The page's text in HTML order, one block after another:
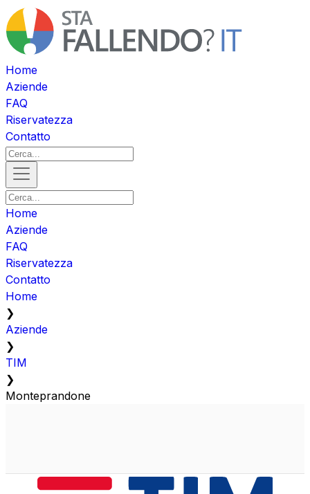
Home
Aziende
FAQ
Riservatezza
Contatto
Home
Aziende
FAQ
Riservatezza
Contatto
Home
❯
Aziende
❯
TIM
❯
Monteprandone